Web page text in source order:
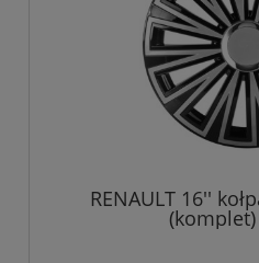
RENAULT 16''